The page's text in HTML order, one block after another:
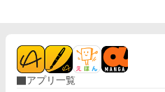
アプリ一覧